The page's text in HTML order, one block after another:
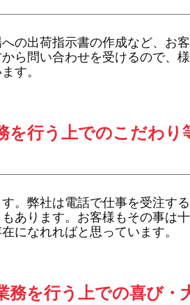
の出荷指示書の作成など、お
ら問い合わせを受けるので、
す。
行う上でのこだわり
。弊社は電話で仕事を受注す
あります。お客様もその事は
になれればと思っています。
を行う上での喜び・